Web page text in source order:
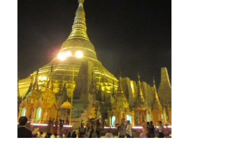
ロシア｜Russia｜中国｜China
その他｜Other
募集要項｜Requirements